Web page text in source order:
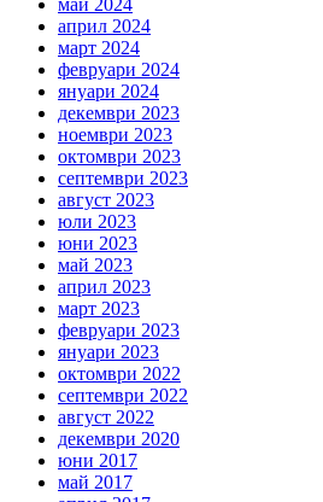
май 2024
април 2024
март 2024
февруари 2024
януари 2024
декември 2023
ноември 2023
октомври 2023
септември 2023
август 2023
юли 2023
юни 2023
май 2023
април 2023
март 2023
февруари 2023
януари 2023
октомври 2022
септември 2022
август 2022
декември 2020
юни 2017
май 2017